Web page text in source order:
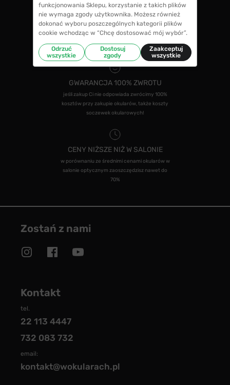
ZWROTY DO 14 DNI
masz 14 dni na decyzję czy chcesz zostawić
swoje okulary czy zwrócisz
GWARANCJA 100% ZWROTU
jeśli zakup Ci nie odpowiada zwrócimy 100%
kosztów przy zakupie okularów, także koszty
soczewek okularowych!
CENY NIŻSZE NIŻ W SALONIE
w porównaniu ze średnimi cenami okularów w
salonie optycznym zaoszczędzisz nawet do
70%
Zostań z nami
Kontakt
tel.
22 113 4447
732 083 732
email:
kontakt@wokularach.pl
funkcjonowania Sklepu, korzystanie z takich plików
nie wymaga zgody użytkownika. Możesz również
dokonać wyboru poszczególnych kategorii plików
cookie wchodząc w “Chcę dostosować mój wybór”.
Odrzuć
wszystkie
Dostosuj
zgody
Zaakceptuj
wszystkie